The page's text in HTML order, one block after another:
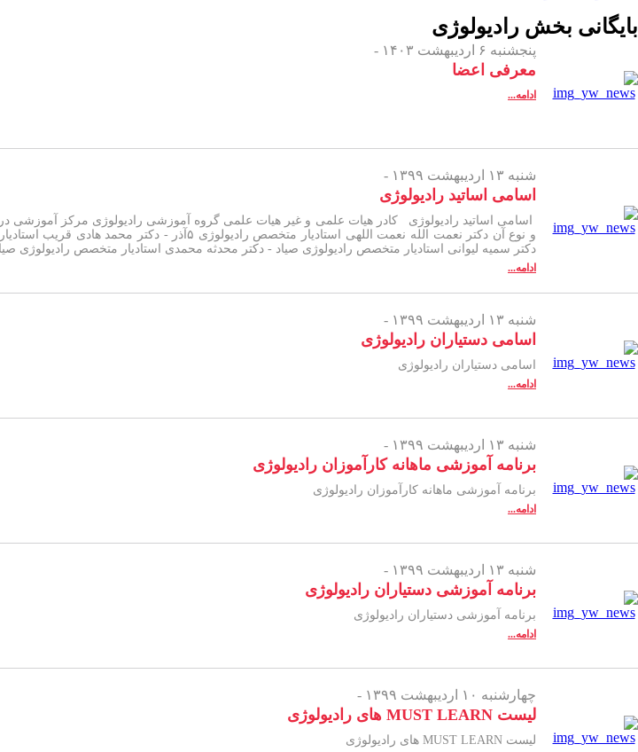
بایگانی بخش رادیولوژی
پنجشنبه ۶ اردیبهشت ۱۴۰۳ -
معرفی اعضا
ادامه...
شنبه ۱۳ اردیبهشت ۱۳۹۹ -
اسامی اساتید رادیولوژی
دکتر سمیه لیوانی استادیار متخصص رادیولوژی صیاد - دکتر محدثه محمدی استادیار متخصص رادیولوژی
ادامه...
شنبه ۱۳ اردیبهشت ۱۳۹۹ -
اسامی دستیاران رادیولوژی
اسامی دستیاران رادیولوژی
ادامه...
شنبه ۱۳ اردیبهشت ۱۳۹۹ -
برنامه آموزشی ماهانه کارآموزان رادیولوژی
برنامه آموزشی ماهانه کارآموزان رادیولوژی
ادامه...
شنبه ۱۳ اردیبهشت ۱۳۹۹ -
برنامه آموزشی دستیاران رادیولوژی
برنامه آموزشی دستیاران رادیولوژی
ادامه...
چهارشنبه ۱۰ اردیبهشت ۱۳۹۹ -
لیست MUST LEARN های رادیولوژی
لیست MUST LEARN های رادیولوژی